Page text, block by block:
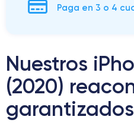
Paga en 3 o 4
Nuestros
(2020)